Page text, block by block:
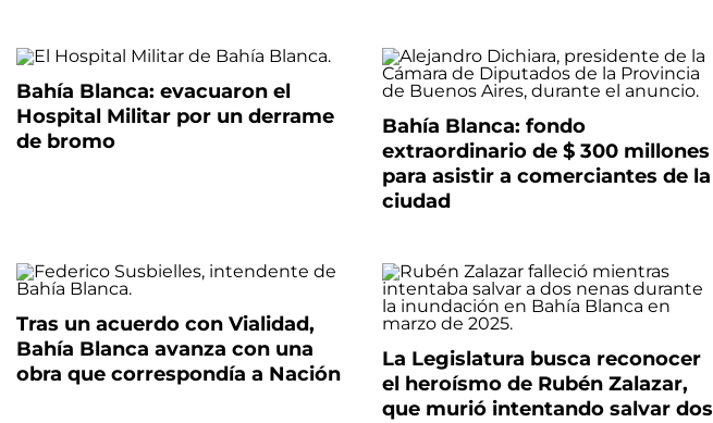
Bahía Blanca: evacuaron el
Hospital Militar por un derrame
de bromo
Bahía Blanca: fondo
extraordinario de $ 300 millones
para asistir a comerciantes de la
ciudad
Tras un acuerdo con Vialidad,
Bahía Blanca avanza con una
obra que correspondía a Nación
La Legislatura busca reconocer
el heroísmo de Rubén Zalazar,
que murió intentando salvar dos